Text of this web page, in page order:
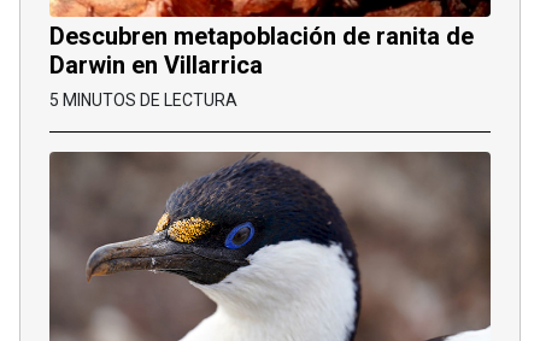
Descubren metapoblación de ranita de
Darwin en Villarrica
5 MINUTOS DE LECTURA